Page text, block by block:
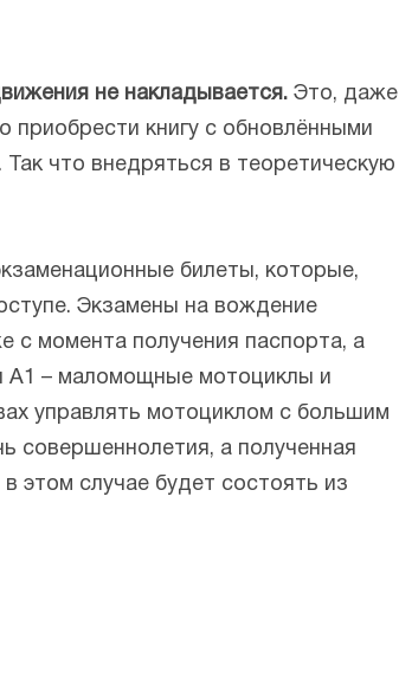
не накладывается. Это, даже
приобрести книгу с обновлёнными
что внедряться в теоретическую
билеты, которые,
Экзамены на вождение
с момента получения паспорта, а
А1 – маломощные мотоциклы и
управлять мотоциклом с большим
совершеннолетия, а полученная
этом случае будет состоять из